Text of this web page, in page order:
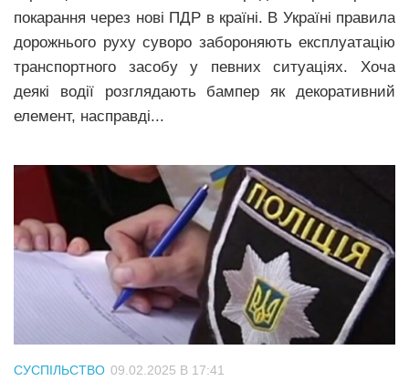
покарання через нові ПДР в країні. В Україні правила
дорожнього руху суворо забороняють експлуатацію
транспортного засобу у певних ситуаціях. Хоча
деякі водії розглядають бампер як декоративний
елемент, насправді...
СУСПІЛЬСТВО 09.02.2025 В 17:41